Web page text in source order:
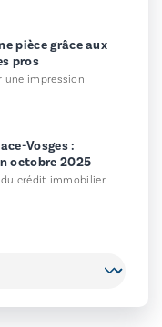
pièce grâce aux
pros
une impression
Vosges :
octobre 2025
du crédit immobilier